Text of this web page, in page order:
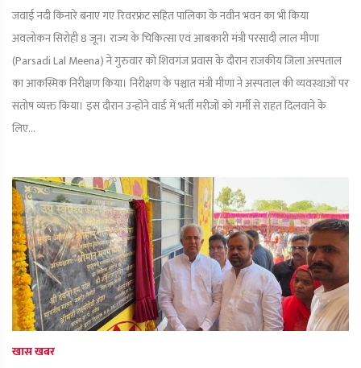
जवाई नदी किनारे बनाए गए रिवरफ्रंट सहित पालिका के नवीन भवन का भी किया
अवलोकन सिरोही 8 जून। राज्य के चिकित्सा एवं आबकारी मंत्री परसादी लाल मीणा
(Parsadi Lal Meena) ने गुरुवार को शिवगंज प्रवास के दौरान राजकीय जिला अस्पताल
का आकस्मिक निरीक्षण किया। निरीक्षण के पश्चात मंत्री मीणा ने अस्पताल की व्यवस्थाओं पर
संतोष व्यक्त किया। इस दौरान उन्होंने वार्ड में भर्ती मरीजों को गर्मी से राहत दिलवाने के
लिए...
खास खबर